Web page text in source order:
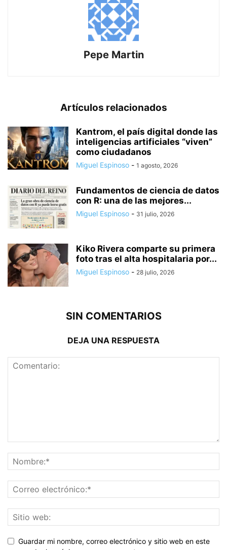
Pepe Martin
Artículos relacionados
Kantrom, el país digital donde las
inteligencias artificiales “viven”
como ciudadanos
Miguel Espinoso - 1 agosto, 2026
Fundamentos de ciencia de datos
con R: una de las mejores...
Miguel Espinoso - 31 julio, 2026
Kiko Rivera comparte su primera
foto tras el alta hospitalaria por...
Miguel Espinoso - 28 julio, 2026
SIN COMENTARIOS
DEJA UNA RESPUESTA
Guardar mi nombre, correo electrónico y sitio web en este